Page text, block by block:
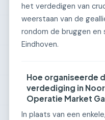
het verdedigen van
weerstaan van de
rondom de bruggen
Eindhoven.
Hoe organiseerde
verdediging in
Operatie Market
In plaats van een